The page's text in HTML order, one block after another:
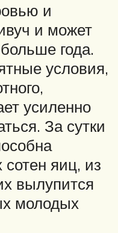
и
и может
года.
условия,
усиленно
За сутки
сотен яиц, из
вылупится
молодых